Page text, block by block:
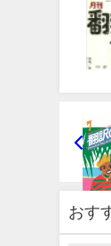
おす